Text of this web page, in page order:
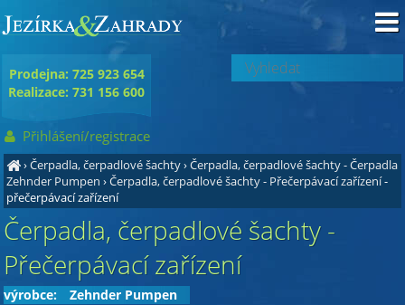
›Čerpadla, čerpadlové šachty›Čerpadla, čerpadlové šachty - Čerpadla
Zehnder Pumpen ›Čerpadla, čerpadlové šachty - Přečerpávací zařízení-
přečerpávací zařízení
Čerpadla, čerpadlové šachty -
Přečerpávací zařízení
výrobce: Zehnder Pumpen
Prodejna: 725 923 654
Realizace: 731 156 600
Přihlášení/registrace